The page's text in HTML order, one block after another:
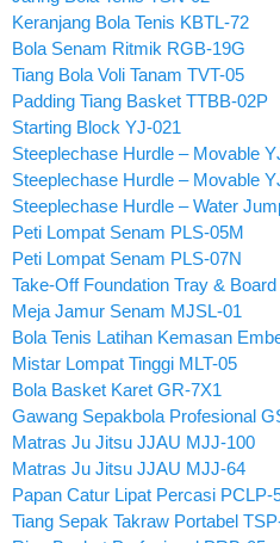
Keranjang Bola Tenis KBTL-72
Bola Senam Ritmik RGB-19G
Tiang Bola Voli Tanam TVT-05
Padding Tiang Basket TTBB-02P
Starting Block YJ-021
Steeplechase Hurdle – Movable
Steeplechase Hurdle – Movable
Steeplechase Hurdle – Water
Peti Lompat Senam PLS-05M
Peti Lompat Senam PLS-07N
Take-Off Foundation Tray &
Meja Jamur Senam MJSL-01
Bola Tenis Latihan Kemasan
Mistar Lompat Tinggi MLT-05
Bola Basket Karet GR-7X1
Gawang Sepakbola Profesional
Matras Ju Jitsu JJAU MJJ-100
Matras Ju Jitsu JJAU MJJ-64
Papan Catur Lipat Percasi PCLP-
Tiang Sepak Takraw Portabel